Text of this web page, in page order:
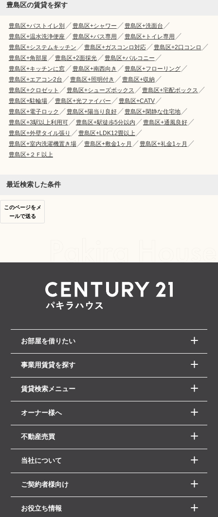
豊島区の賃貸を探す
豊島区+バストイレ別 豊島区+シャワー
豊島区+洗面台
豊島区+温水洗浄便座
豊島区+バス専用
豊島区+トイレ専用
豊島区+システムキッチン
豊島区+ガスコンロ対応
豊島区+2口コンロ
豊島区+角部屋
豊島区+2面採光
豊島区+バルコニー
豊島区+キッチンに窓
豊島区+南西向き
豊島区+フローリング
豊島区+エアコン2台
豊島区+照明付き
豊島区+収納
豊島区+クロゼット
豊島区+シューズボックス
豊島区+宅配ボックス
豊島区+駐輪場
豊島区+光ファイバー
豊島区+CATV
豊島区+電子ロック
豊島区+陽当り良好
豊島区+閑静な住宅地
豊島区+3駅以上利用可
豊島区+駅徒歩5分以内
豊島区+通風良好
豊島区+外壁タイル張り
豊島区+LDK12畳以上
豊島区+室内洗濯機置き場
豊島区+敷金1ヶ月
豊島区+礼金1ヶ月
豊島区+２Ｆ以上
最近検索した条件
このページをメ
ールで送る
お部屋を借りたい
事業用賃貸を探す
賃貸検索メニュー
オーナー様へ
不動産売買
当社について
ご契約者様向け
お役立ち情報